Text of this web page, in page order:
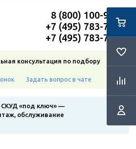
8 (800) 100-91-12
+7 (495) 783-72-87
+7 (495) 783-72-87
консультация по подбору
Задать вопрос в чате
«под ключ» —
обслуживание